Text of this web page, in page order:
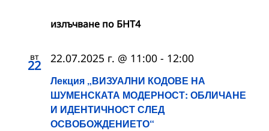
излъчване по БНТ4
вт
22
Лекция „ВИЗУАЛНИ КОДОВЕ НА
ШУМЕНСКАТА МОДЕРНОСТ: ОБЛИЧАНЕ
И ИДЕНТИЧНОСТ СЛЕД
ОСВОБОЖДЕНИЕТО“
22.07.2025 г. @ 11:00 - 12:00